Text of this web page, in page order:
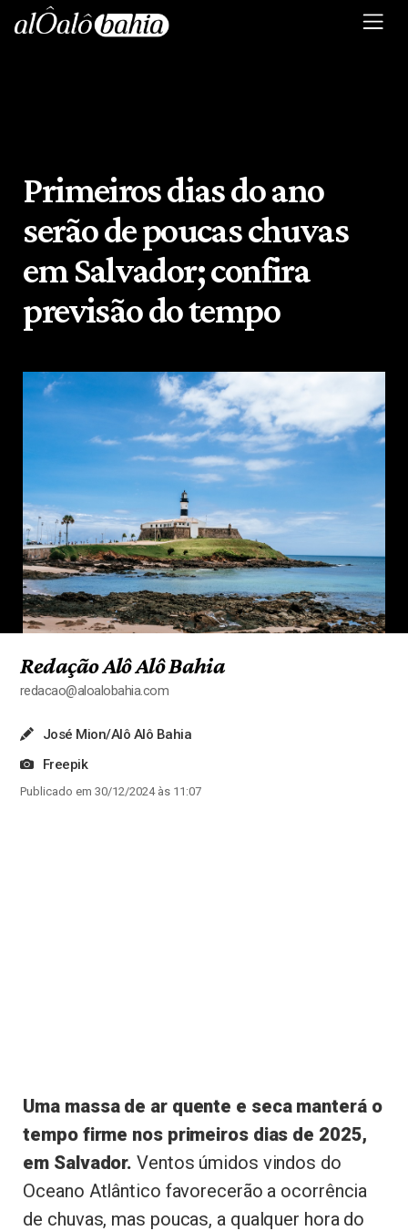
Primeiros dias do ano
serão de poucas chuvas
em Salvador; confira
previsão do tempo
Redação Alô Alô Bahia
redacao@aloalobahia.com
José Mion/Alô Alô Bahia
Freepik
Publicado em 30/12/2024 às 11:07
Uma massa de ar quente e seca manterá o
tempo firme nos primeiros dias de 2025,
em Salvador. Ventos úmidos vindos do
Oceano Atlântico favorecerão a ocorrência
de chuvas, mas poucas, a qualquer hora do